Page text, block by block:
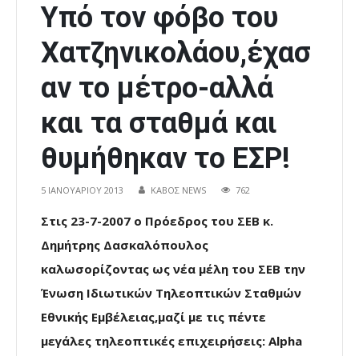
Υπό τον φόβο του
Χατζηνικολάου,έχασ
αν το μέτρο-αλλά
και τα σταθμά και
θυμήθηκαν το ΕΣΡ!
5 ΙΑΝΟΥΑΡΊΟΥ 2013 ΚΑΒΟΣ NEWS 762
Στις 23-7-2007 ο Πρόεδρος του ΣΕΒ κ.
Δημήτρης Δασκαλόπουλος
καλωσορίζοντας ως νέα μέλη του ΣΕΒ την
Ένωση Ιδιωτικών Τηλεοπτικών Σταθμών
Εθνικής Εμβέλειας,μαζί με τις πέντε
μεγάλες τηλεοπτικές επιχειρήσεις: Alpha